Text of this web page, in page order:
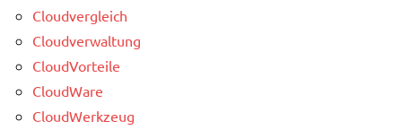
Cloudvergleich
Cloudverwaltung
CloudVorteile
CloudWare
CloudWerkzeug